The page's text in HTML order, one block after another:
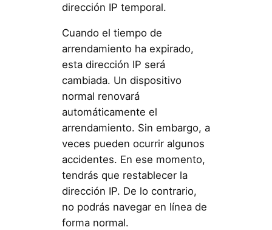
dirección IP temporal.
Cuando el tiempo de
arrendamiento ha expirado,
esta dirección IP será
cambiada. Un dispositivo
normal renovará
automáticamente el
arrendamiento. Sin embargo, a
veces pueden ocurrir algunos
accidentes. En ese momento,
tendrás que restablecer la
dirección IP. De lo contrario,
no podrás navegar en línea de
forma normal.